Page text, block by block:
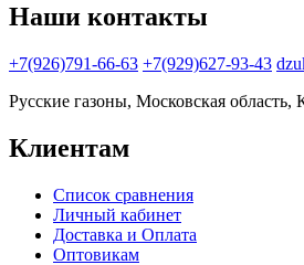
Наши контакты
+7(926)791-66-63 +7(929)627-93-43
Русские газоны, Московская область,
Клиентам
Список сравнения
Личный кабинет
Доставка и Оплата
Оптовикам